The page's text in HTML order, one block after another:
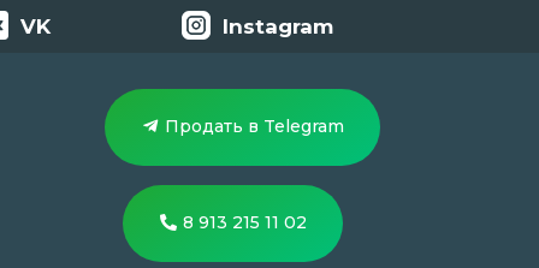
VK Instagram
Продать в Telegram
8 913 215 11 02